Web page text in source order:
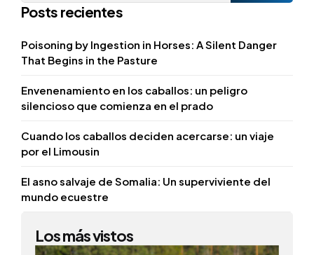
Posts recientes
Poisoning by Ingestion in Horses: A Silent Danger
That Begins in the Pasture
Envenenamiento en los caballos: un peligro
silencioso que comienza en el prado
Cuando los caballos deciden acercarse: un viaje
por el Limousin
El asno salvaje de Somalia: Un superviviente del
mundo ecuestre
Los más vistos